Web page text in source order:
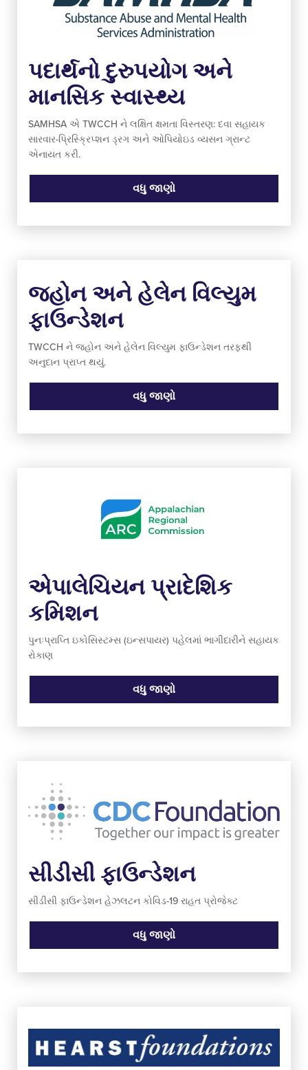
પદાર્થનો દુરુપયોગ અને
માનસિક સ્વાસ્થ્ય
SAMHSA એ TWCCH ને લક્ષિત ક્ષમતા વિસ્તરણ: દવા સહાયક
સારવાર-પ્રિસ્ક્રિપ્શન ડ્રગ અને ઓપિયોઇડ વ્યસન ગ્રાન્ટ
એનાયત કરી.
વધુ જાણો
જ્હોન અને હેલેન વિલ્યુમ
ફાઉન્ડેશન
TWCCH ને જ્હોન અને હેલેન વિલ્યુમ ફાઉન્ડેશન તરફથી
અનુદાન પ્રાપ્ત થયું.
વધુ જાણો
એપાલેચિયન પ્રાદેશિક
કમિશન
પુનઃપ્રાપ્તિ ઇકોસિસ્ટમ્સ (ઇન્સપાયર) પહેલમાં ભાગીદારીને સહાયક
રોકાણ
વધુ જાણો
સીડીસી ફાઉન્ડેશન
સીડીસી ફાઉન્ડેશન હેઝલટન કોવિડ-19 રાહત પ્રોજેક્ટ
વધુ જાણો